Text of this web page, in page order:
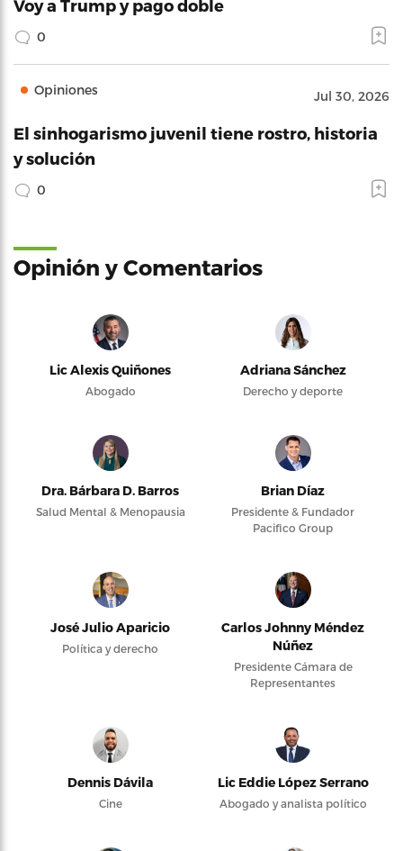
Voy a Trump y pago doble
0
Opiniones Jul 30, 2026
El sinhogarismo juvenil tiene rostro, historia
y solución
0
Opinión y Comentarios
Lic Alexis Quiñones
Abogado
Adriana Sánchez
Derecho y deporte
Dra. Bárbara D. Barros
Salud Mental & Menopausia
Brian Díaz
Presidente & Fundador
Pacifico Group
José Julio Aparicio
Política y derecho
Carlos Johnny Méndez
Núñez
Presidente Cámara de
Representantes
Dennis Dávila
Cine
Lic Eddie López Serrano
Abogado y analista político